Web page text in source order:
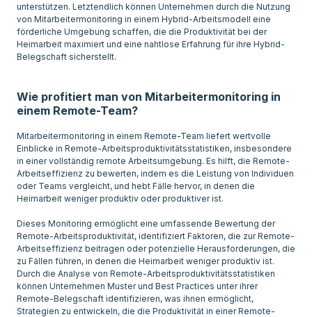
unterstützen. Letztendlich können Unternehmen durch die Nutzung
von Mitarbeitermonitoring in einem Hybrid-Arbeitsmodell eine
förderliche Umgebung schaffen, die die Produktivität bei der
Heimarbeit maximiert und eine nahtlose Erfahrung für ihre Hybrid-
Belegschaft sicherstellt.
Wie profitiert man von Mitarbeitermonitoring in
einem Remote-Team?
Mitarbeitermonitoring in einem Remote-Team liefert wertvolle
Einblicke in Remote-Arbeitsproduktivitätsstatistiken, insbesondere
in einer vollständig remote Arbeitsumgebung. Es hilft, die Remote-
Arbeitseffizienz zu bewerten, indem es die Leistung von Individuen
oder Teams vergleicht, und hebt Fälle hervor, in denen die
Heimarbeit weniger produktiv oder produktiver ist.
Dieses Monitoring ermöglicht eine umfassende Bewertung der
Remote-Arbeitsproduktivität, identifiziert Faktoren, die zur Remote-
Arbeitseffizienz beitragen oder potenzielle Herausforderungen, die
zu Fällen führen, in denen die Heimarbeit weniger produktiv ist.
Durch die Analyse von Remote-Arbeitsproduktivitätsstatistiken
können Unternehmen Muster und Best Practices unter ihrer
Remote-Belegschaft identifizieren, was ihnen ermöglicht,
Strategien zu entwickeln, die die Produktivität in einer Remote-